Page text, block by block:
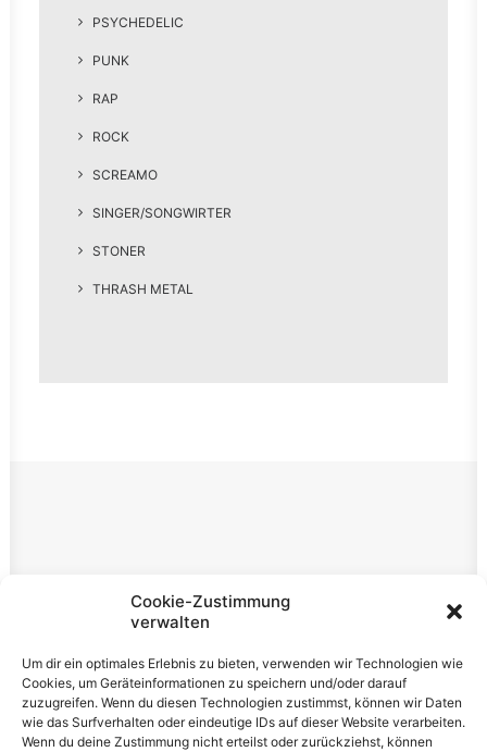
Cookie-Zustimmung
verwalten
Um dir ein optimales Erlebnis zu bieten, verwenden wir Technologien wie
Cookies, um Geräteinformationen zu speichern und/oder darauf
zuzugreifen. Wenn du diesen Technologien zustimmst, können wir Daten
wie das Surfverhalten oder eindeutige IDs auf dieser Website verarbeiten.
Wenn du deine Zustimmung nicht erteilst oder zurückziehst, können
PSYCHEDELIC
PUNK
RAP
ROCK
SCREAMO
SINGER/SONGWIRTER
STONER
THRASH METAL
Rechtliches
Datenschutzerklärung
Cookie-Richtlinie (EU)